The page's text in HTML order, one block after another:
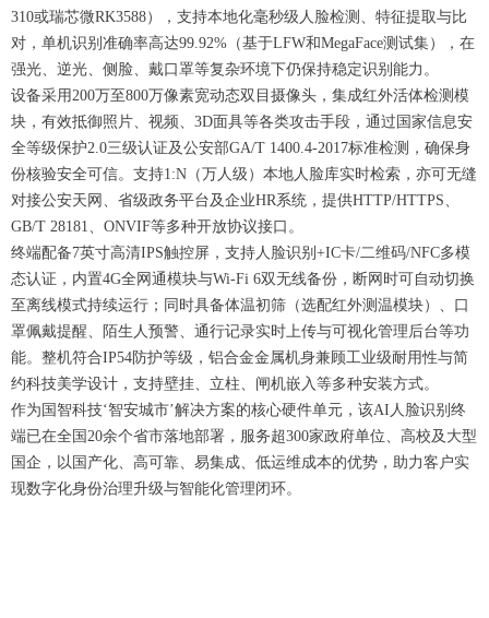
310或瑞芯微RK3588），支持本地化毫秒级人脸检测、特征提取与比
对，单机识别准确率高达99.92%（基于LFW和MegaFace测试集），在
强光、逆光、侧脸、戴口罩等复杂环境下仍保持稳定识别能力。
设备采用200万至800万像素宽动态双目摄像头，集成红外活体检测模
块，有效抵御照片、视频、3D面具等各类攻击手段，通过国家信息安
全等级保护2.0三级认证及公安部GA/T 1400.4-2017标准检测，确保身
份核验安全可信。支持1:N（万人级）本地人脸库实时检索，亦可无缝
对接公安天网、省级政务平台及企业HR系统，提供HTTP/HTTPS、
GB/T 28181、ONVIF等多种开放协议接口。
终端配备7英寸高清IPS触控屏，支持人脸识别+IC卡/二维码/NFC多模
态认证，内置4G全网通模块与Wi-Fi 6双无线备份，断网时可自动切换
至离线模式持续运行；同时具备体温初筛（选配红外测温模块）、口
罩佩戴提醒、陌生人预警、通行记录实时上传与可视化管理后台等功
能。整机符合IP54防护等级，铝合金金属机身兼顾工业级耐用性与简
约科技美学设计，支持壁挂、立柱、闸机嵌入等多种安装方式。
作为国智科技‘智安城市’解决方案的核心硬件单元，该AI人脸识别终
端已在全国20余个省市落地部署，服务超300家政府单位、高校及大型
国企，以国产化、高可靠、易集成、低运维成本的优势，助力客户实
现数字化身份治理升级与智能化管理闭环。